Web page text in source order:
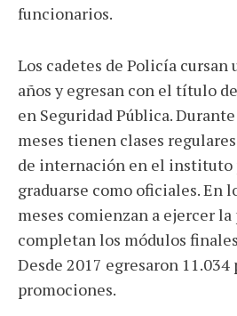
funcionarios.
Los cadetes de Policía cursan
años y egresan con el título
en Seguridad Pública.
meses tienen clases
de internación en el instituto
graduarse como oficiales. En
meses comienzan a ejercer
completan los módulos
Desde 2017 egresaron
promociones.